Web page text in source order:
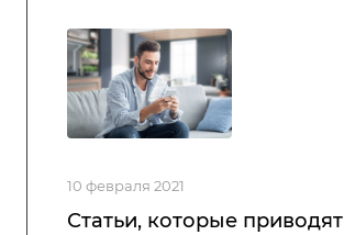
10 февраля 2021
Статьи, которые приводят